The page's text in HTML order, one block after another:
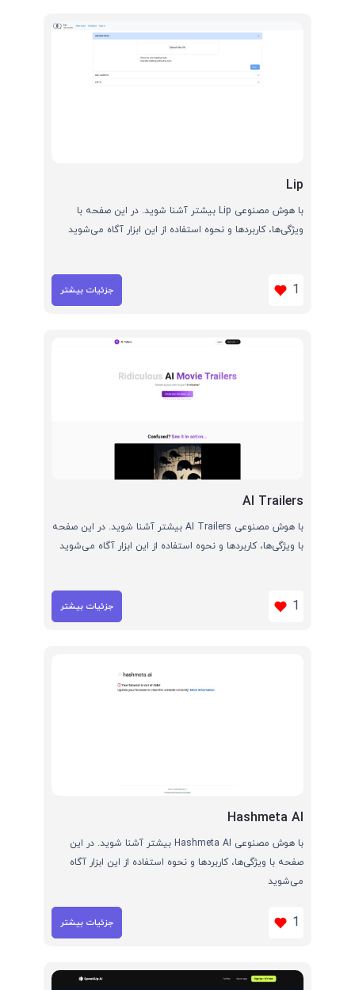
Lip
با هوش مصنوعی Lip بیشتر آشنا شوید. در این صفحه با
ویژگی‌ها، کاربردها و نحوه استفاده از این ابزار آگاه می‌شوید
1 جزئیات بیشتر
AI Trailers
با هوش مصنوعی AI Trailers بیشتر آشنا شوید. در این صفحه
با ویژگی‌ها، کاربردها و نحوه استفاده از این ابزار آگاه می‌شوید
1 جزئیات بیشتر
Hashmeta AI
با هوش مصنوعی Hashmeta AI بیشتر آشنا شوید. در این
صفحه با ویژگی‌ها، کاربردها و نحوه استفاده از این ابزار آگاه
می‌شوید
1 جزئیات بیشتر